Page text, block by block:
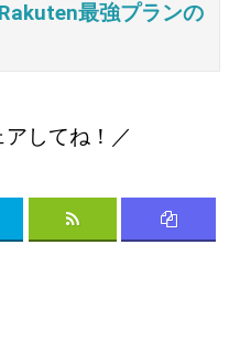
最強プランの
してね！／